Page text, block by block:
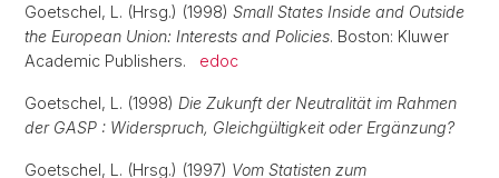
Goetschel, L. (Hrsg.) (1998) Small States Inside and Outside
the European Union: Interests and Policies. Boston: Kluwer
Academic Publishers. edoc
Goetschel, L. (1998) Die Zukunft der Neutralität im Rahmen
der GASP : Widerspruch, Gleichgültigkeit oder Ergänzung?
Goetschel, L. (Hrsg.) (1997) Vom Statisten zum